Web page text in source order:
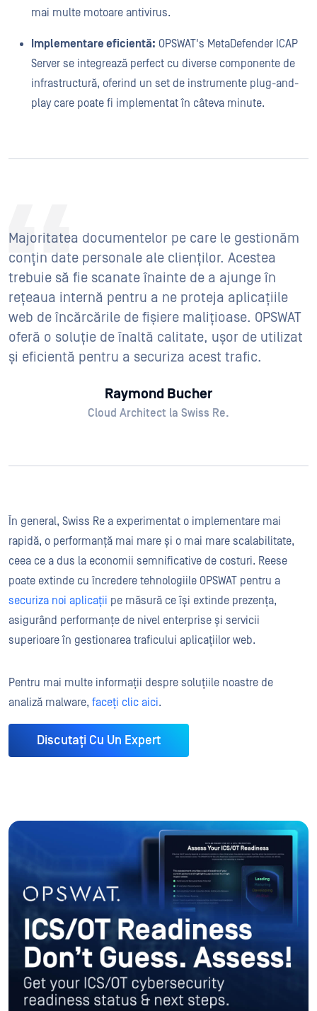
mai multe motoare antivirus.
Implementare eficientă: OPSWAT's MetaDefender ICAP
Server se integrează perfect cu diverse componente de
infrastructură, oferind un set de instrumente plug-and-
play care poate fi implementat în câteva minute.
Majoritatea documentelor pe care le gestionăm
conțin date personale ale clienților. Acestea
trebuie să fie scanate înainte de a ajunge în
rețeaua internă pentru a ne proteja aplicațiile
web de încărcările de fișiere malițioase. OPSWAT
oferă o soluție de înaltă calitate, ușor de utilizat
și eficientă pentru a securiza acest trafic.
Raymond Bucher
Cloud Architect la Swiss Re.
În general, Swiss Re a experimentat o implementare mai
rapidă, o performanță mai mare și o mai mare scalabilitate,
ceea ce a dus la economii semnificative de costuri. Reese
poate extinde cu încredere tehnologiile OPSWAT pentru a
securiza noi aplicații pe măsură ce își extinde prezența,
asigurând performanțe de nivel enterprise și servicii
superioare în gestionarea traficului aplicațiilor web.
Pentru mai multe informații despre soluțiile noastre de
analiză malware, faceți clic aici.
Discutați Cu Un Expert